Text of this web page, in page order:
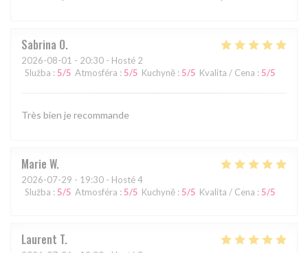
Sabrina O
2026-08-01 - 20:30 - Hosté 2
Služba : 5/5 Atmosféra : 5/5 Kuchyně : 5/5 Kvalita / Cena : 5/5
Très bien je recommande
Marie W
2026-07-29 - 19:30 - Hosté 4
Služba : 5/5 Atmosféra : 5/5 Kuchyně : 5/5 Kvalita / Cena : 5/5
Laurent T